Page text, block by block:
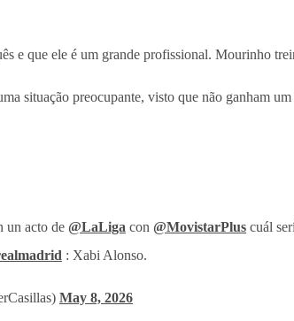
e que ele é um grande profissional. Mourinho
situação preocupante, visto que não ganham
un acto de @LaLiga con @MovistarPlus cuál
: Xabi Alonso.
May 8, 2026